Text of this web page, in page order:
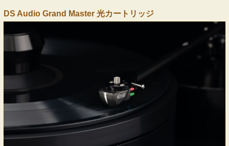
DS Audio Grand Master 光カートリッジ